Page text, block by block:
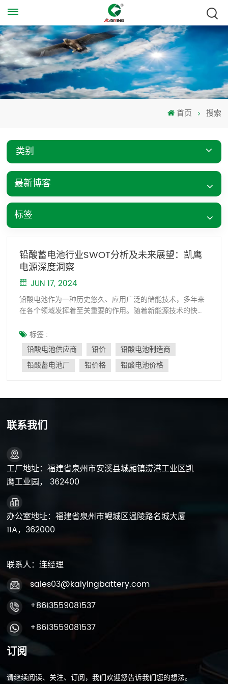
首页 搜索
类别
最新博客
标签
铅酸蓄电池行业SWOT分析及未来展望：凯鹰
电源深度洞察
JUN 17, 2024
铅酸电池作为一种历史悠久、应用广泛的储能技术，多年来
在各个领域发挥着至关重要的作用。随着新能源技术的快速
运用SWOT分析方法，深入探讨铅酸蓄电池行业的优势、劣
势、机遇和威胁，旨在为行业参与者提供战略决策参考。 优
势 1、成本效益：铅酸电池的生产和维护成本极低，在价格
敏感的市场中极具优势，为客户提供经济的储能解决方
池回收率高，铅材料可重复利用，有利于资源节约和环境保
到大型储能系统，铅酸电池应用于各个领域，市场需求稳
定。 弱点 1、能量密度相对较低：虽然铅酸电池的能量密度
多应用场景中仍然具有竞争优势。 2、循环寿命有限：虽然
铅酸电池的循环寿命较短，但技术改进和定期维护可以有效
延长其寿命，减少更换频率和成本。 3.环境问题：铅酸电池
的生产和回收会对环境产生影响，但随着环保技术和工艺的
进步，这些问题正在逐步得到解决。 机会 1、新能源政策支
持：全球对新清洁能源的重视为铅酸电池提供了新的市场机
会。各国的扶持政策有利于铅酸蓄电池行业的发展。 2、技
术进步：电池结构和材料的改进等技术创新可以进一步提升
性能电池的需求不断增加，使得铅酸电池有潜力在新兴领域
发挥更大作用。 4、国际合作与贸易：全球市场为铅酸蓄电
池行业提供了更广阔的发展空间和合作机会，促进了国际化
增长。 威胁 1、替代技术的竞争：锂电池和其他电池新技术
的发展可能会侵蚀铅酸电池的市场份额，但其成本效益和成
熟的技术仍然提供竞争优势。 2.更严格的环境法规：日益严
格的环境法规可能会提高铅酸电池的生产和回收成本，但这
也推动行业采取更加环保的做法。 3、原材料价格波动：铅
价波动会影响铅酸蓄电池的生产成本和市场定价，但有效的
供应链管理和成本控制可以减轻这些影响。 4.技术过时：技
术的快速进步可能会使现有的铅酸电池技术过时，但持续的
标签 :
铅酸电池供应商
铅价
铅酸电池制造商
铅酸蓄电池厂
铅价格 铅酸电池价格
联系我们
工厂地址：福建省泉州市安溪县城厢镇涝港工业区凯
鹰工业园， 362400
办公室地址：福建省泉州市鲤城区温陵路名城大厦
11A，362000
联系人：连经理
sales03@kaiyingbattery.com
+8613559081537
+8613559081537
订阅
请继续阅读、关注、订阅，我们欢迎您告诉我们您的想法。